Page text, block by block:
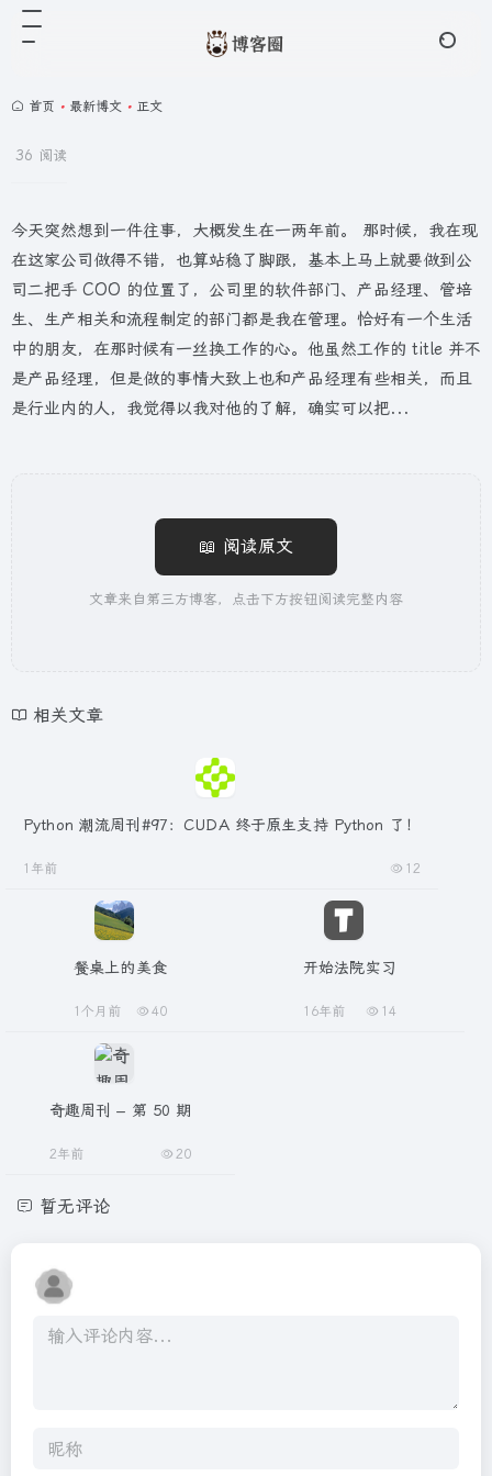
首页 • 最新博文 • 正文
36 阅读
今天突然想到一件往事，大概发生在一两年前。 那时候，我在现
在这家公司做得不错，也算站稳了脚跟，基本上马上就要做到公
司二把手 COO 的位置了，公司里的软件部门、产品经理、管培
生、生产相关和流程制定的部门都是我在管理。恰好有一个生活
中的朋友，在那时候有一丝换工作的心。他虽然工作的 title 并不
是产品经理，但是做的事情大致上也和产品经理有些相关，而且
是行业内的人，我觉得以我对他的了解，确实可以把...
📖 阅读原文
文章来自第三方博客，点击下方按钮阅读完整内容
相关文章
Python 潮流周刊#97：CUDA 终于原生支持 Python 了！
1年前 12
餐桌上的美食
1个月前 40
开始法院实习
16年前 14
奇趣周刊 – 第 50 期
2年前 20
暂无评论